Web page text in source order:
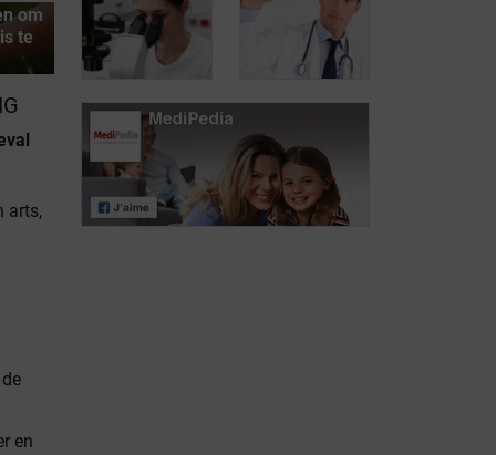
om
te
arts,
en
Blaasontsteking
voorkomen
behandelde
blaasontsteking:
risico op
complicaties
Behandeling
van
terugkerende
blaasontsteking
Behandeling
van een gewone
blaasontsteking